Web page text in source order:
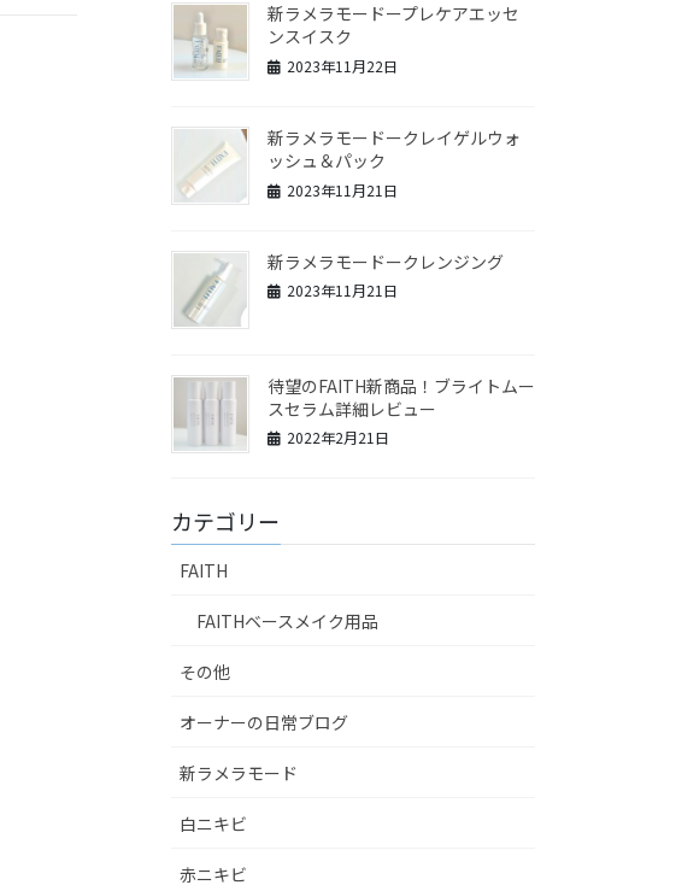
新ラメラモードープレケアエッセ
ンスイスク
2023年11月22日
新ラメラモードークレイゲルウォ
ッシュ＆パック
2023年11月21日
新ラメラモードークレンジング
2023年11月21日
待望のFAITH新商品！ブライトムー
スセラム詳細レビュー
2022年2月21日
カテゴリー
FAITH
FAITHベースメイク用品
その他
オーナーの日常ブログ
新ラメラモード
白ニキビ
赤ニキビ